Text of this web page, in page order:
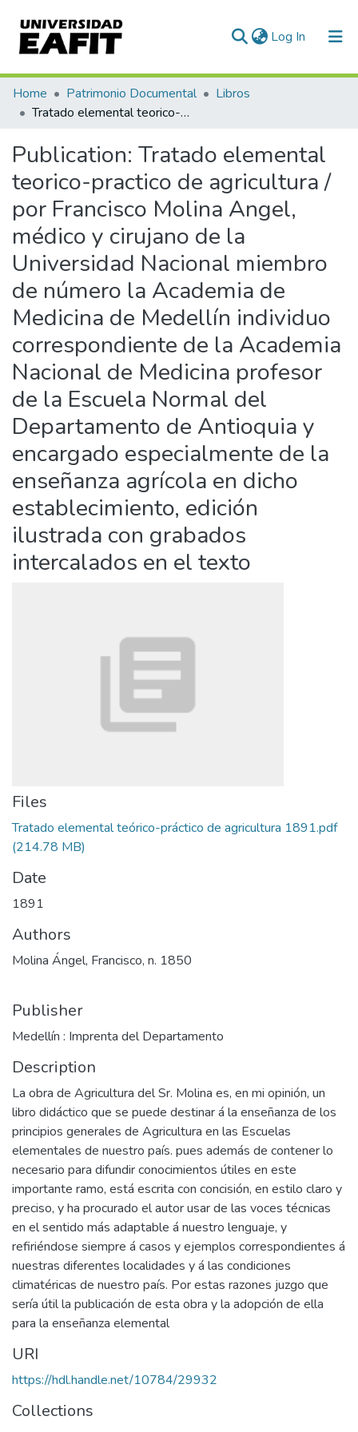
Log In (current)
Communities & Collections
All of DSpace
Statistics
Home Patrimonio Documental
Libros
Tratado elemental teorico-practico de agricultura / por Francisco Molina Angel, médico y cirujano de la Universidad Nacional miembro de número la Academia de Medicina de Medellín individuo correspondiente de la Academia Nacional de Medicina profesor de la Escuela Normal del Departamento de Antioquia y encargado especialmente de la enseñanza agrícola en dicho establecimiento, edición ilustrada con grabados intercalados en el texto
Publication: Tratado elemental
teorico-practico de agricultura /
por Francisco Molina Angel,
médico y cirujano de la
Universidad Nacional miembro
de número la Academia de
Medicina de Medellín individuo
correspondiente de la Academia
Nacional de Medicina profesor
de la Escuela Normal del
Departamento de Antioquia y
encargado especialmente de la
enseñanza agrícola en dicho
establecimiento, edición
ilustrada con grabados
intercalados en el texto
Files
Tratado elemental teórico-práctico de agricultura 1891.pdf
(214.78 MB)
Date
1891
Authors
Molina Ángel, Francisco, n. 1850
Publisher
Medellín : Imprenta del Departamento
Description
La obra de Agricultura del Sr. Molina es, en mi opinión, un
libro didáctico que se puede destinar á la enseñanza de los
principios generales de Agricultura en las Escuelas
elementales de nuestro país. pues además de contener lo
necesario para difundir conocimientos útiles en este
importante ramo, está escrita con concisión, en estilo claro y
preciso, y ha procurado el autor usar de las voces técnicas
en el sentido más adaptable á nuestro lenguaje, y
refiriéndose siempre á casos y ejemplos correspondientes á
nuestras diferentes localidades y á las condiciones
climatéricas de nuestro país. Por estas razones juzgo que
sería útil la publicación de esta obra y la adopción de ella
para la enseñanza elemental
URI
https://hdl.handle.net/10784/29932
Collections